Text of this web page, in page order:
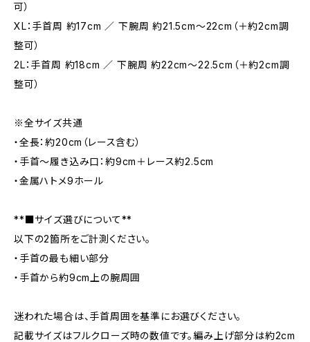
可）
XL：手首周 約17cm ／ 下腕周 約21.5cm〜22cm（＋約2cm調
整可）
2L：手首周 約18cm ／ 下腕周 約22cm〜22.5cm（＋約2cm調
整可）
※全サイズ共通
・全長：約20cm（レース含む）
・手首〜履き込み口：約9cm＋レース約2.5cm
・金属ハトメ9ホール
**■サイズ選びについて**
以下の2箇所をご計測ください。
・手首の最も細い部分
・手首から約9cm上の腕周囲
迷われた場合は、手首周囲を基準にお選びください。
記載サイズはフルクローズ時の数値です。編み上げ部分は約2cm